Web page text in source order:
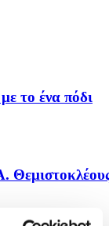
το ένα πόδι